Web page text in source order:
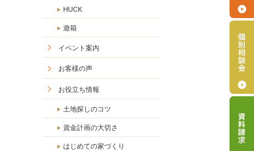
HUCK
遊箱
イベント案内
お客様の声
お役立ち情報
土地探しのコツ
資金計画の大切さ
はじめての家づくり